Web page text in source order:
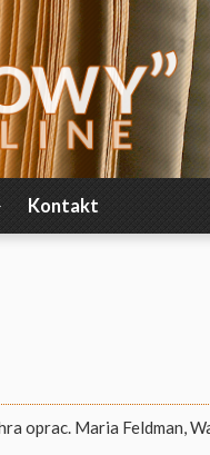
Kontakt
oprac. Maria Feldman,